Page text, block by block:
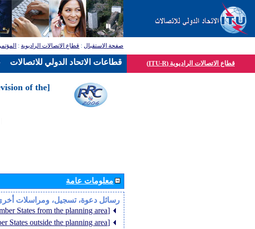
صفحة الاستقبال: قطاع الاتصالات الراديوية:
قطاع الاتصالات الراديوية (ITU-R)
of the
معلومات عامة
رسائل دعوة، تسجيل، ومراسلات
[Member States from the planning area]
[Member States outside the planning area]
قطاعات الاتحاد الدولي للاتصالات